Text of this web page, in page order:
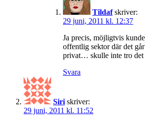
Tildaf skriver:
29 juni, 2011 kl. 12:37
Ja precis, möjligtvis
offentlig sektor där det
privat… skulle inte tro det
Svara
Siri skriver:
29 juni, 2011 kl. 11:52